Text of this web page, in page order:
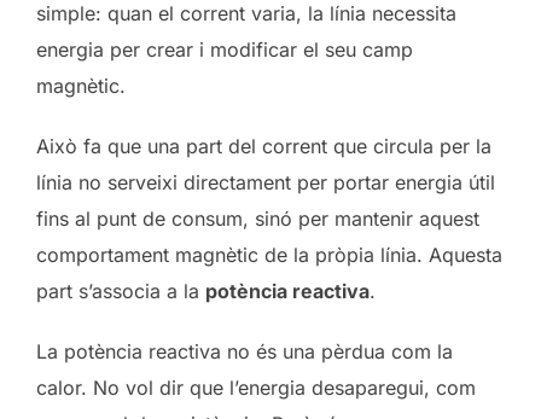
simple: quan el corrent varia, la línia necessita
energia per crear i modificar el seu camp
magnètic.
Això fa que una part del corrent que circula per la
línia no serveixi directament per portar energia útil
fins al punt de consum, sinó per mantenir aquest
comportament magnètic de la pròpia línia. Aquesta
part s’associa a la potència reactiva.
La potència reactiva no és una pèrdua com la
calor. No vol dir que l’energia desaparegui, com